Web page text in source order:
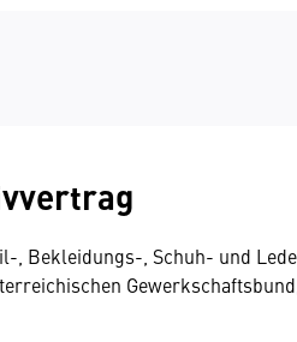
, Bekleidungs-, Schuh- und